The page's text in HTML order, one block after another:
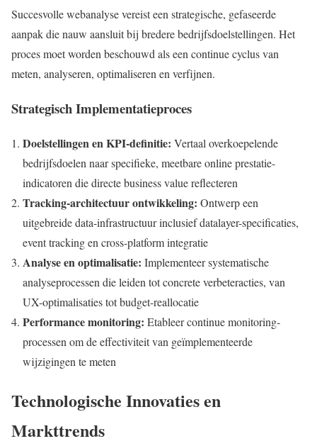
Succesvolle webanalyse vereist een strategische, gefaseerde
aanpak die nauw aansluit bij bredere bedrijfsdoelstellingen. Het
proces moet worden beschouwd als een continue cyclus van
meten, analyseren, optimaliseren en verfijnen.
Strategisch Implementatieproces
Doelstellingen en KPI-definitie: Vertaal overkoepelende
bedrijfsdoelen naar specifieke, meetbare online prestatie-
indicatoren die directe business value reflecteren
Tracking-architectuur ontwikkeling: Ontwerp een
uitgebreide data-infrastructuur inclusief datalayer-specificaties,
event tracking en cross-platform integratie
Analyse en optimalisatie: Implementeer systematische
analyseprocessen die leiden tot concrete verbeteracties, van
UX-optimalisaties tot budget-reallocatie
Performance monitoring: Etableer continue monitoring-
processen om de effectiviteit van geïmplementeerde
wijzigingen te meten
Technologische Innovaties en
Markttrends